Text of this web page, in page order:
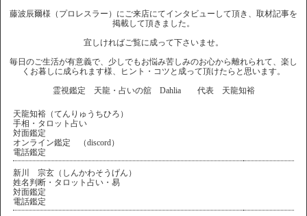
藤波辰爾様（プロレスラー）にご来店にてインタビューして頂き、取材記事を
掲載して頂きました。
宜しければご覧に成って下さいませ。
毎日のご生活が有意義で、少しでもお悩み苦しみのお心から離れられて、楽し
くお暮しに成られます様、ヒント・コツと成って頂けたらと思います。
霊視鑑定 天龍・占いの舘 Dahlia 代表 天龍知裕
天龍知裕（てんりゅうちひろ）
手相・タロット占い
対面鑑定
オンライン鑑定 （discord）
電話鑑定
新川 宗玄（しんかわそうげん）
姓名判断・タロット占い・易
対面鑑定
電話鑑定